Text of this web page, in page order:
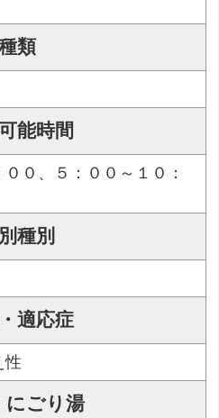
類
能時間
０、５：００～１０：
種別
適応症
性
にごり湯